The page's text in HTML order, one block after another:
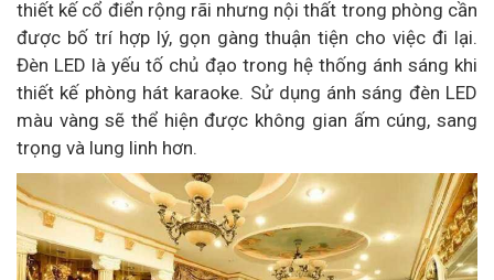
thiết kế cổ điển rộng rãi nhưng nội thất trong phòng cần
được bố trí hợp lý, gọn gàng thuận tiện cho việc đi lại.
Đèn LED là yếu tố chủ đạo trong hệ thống ánh sáng khi
thiết kế phòng hát karaoke. Sử dụng ánh sáng đèn LED
màu vàng sẽ thể hiện được không gian ấm cúng, sang
trọng và lung linh hơn.